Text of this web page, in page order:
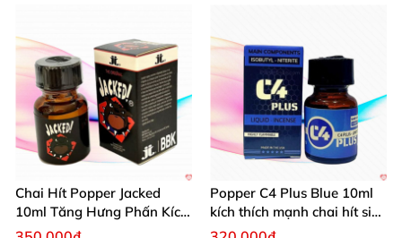
Chai Hít Popper Jacked
10ml Tăng Hưng Phấn Kích
Thích Mạnh Mẽ
Popper C4 Plus Blue 10ml
kích thích mạnh chai hít siêu
đỉnh